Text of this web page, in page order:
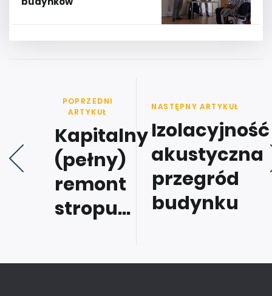
POPRZEDNI
ARTYKUŁ
Kapitalny
(pełny)
remont
stropu...
NASTĘPNY ARTYKUŁ
Izolacyjność
akustyczna
przegród
budynku